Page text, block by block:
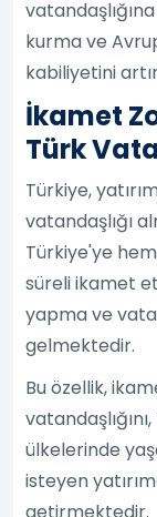
kurma ve
kabiliyetini
İkamet
Türk
Türkiye,
vatandaşlığı
Türkiye'ye
süreli ikamet
yapma ve
gelmektedir.
Bu özellik,
ülkelerinde
isteyen
getirmektedir.